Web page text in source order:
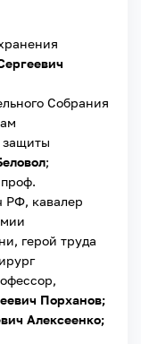
Собрания
защиты
;
РФ, кавалер
герой труда
Порханов;
Алексеенко;